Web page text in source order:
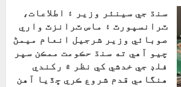
سنڌ جي سينئر وزير ۽ اطلاعات،
ٽرانسپورٽ ۽ ماس ٽرانزٽ واري
صوبائي وزير شرجيل انعام ميمڻ
چيو آهي ته سنڌ حڪومت ممڪن سپر
فلڊ جي خدشي کي نظر ۾ رکندي
هنگامي قدم شروع ڪري ڇڏيا آهن